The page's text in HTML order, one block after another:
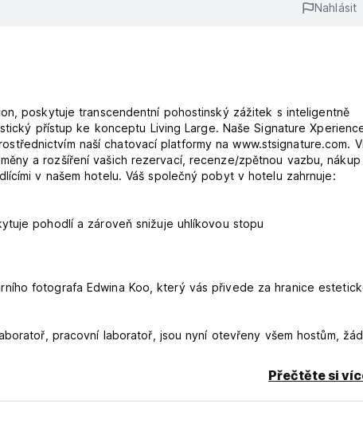
Nahlásit
poskytuje transcendentní pohostinský zážitek s inteligentně
přístup ke konceptu Living Large. Naše Signature
naší chatovací platformy na www.stsignature.com.
a rozšíření vašich rezervací, recenze/zpětnou vazbu, nákup
v našem hotelu. Váš společný pobyt v hotelu zahrnuje:
pohodlí a zároveň snižuje uhlíkovou stopu
fotografa Edwina Koo, který vás přivede za hranice
pracovní laboratoř, jsou nyní otevřeny všem hostům,
Přečtěte si